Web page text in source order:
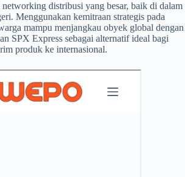
distribusi yang besar, baik di dalam
Menggunakan kemitraan strategis pada
mampu menjangkau obyek global dengan
SPX Express sebagai alternatif ideal bagi
produk ke internasional.